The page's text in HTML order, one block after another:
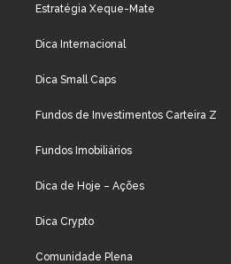
Estratégia Xeque-Mate
Dica Internacional
Dica Small Caps
Fundos de Investimentos Carteira Z
Fundos Imobiliários
Dica de Hoje – Ações
Dica Crypto
Comunidade Plena